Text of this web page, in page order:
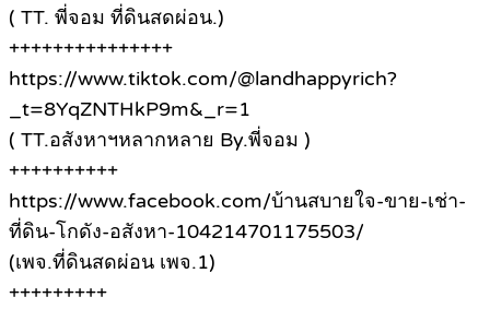
( TT. พี่จอม ที่ดินสดผ่อน.)
+++++++++++++++
https://www.tiktok.com/@landhappyrich?
_t=8YqZNTHkP9m&_r=1
( TT.อสังหาฯหลากหลาย By.พี่จอม )
++++++++++
https://www.facebook.com/บ้านสบายใจ-ขาย-เช่า-
ที่ดิน-โกดัง-อสังหา-104214701175503/
(เพจ.ที่ดินสดผ่อน เพจ.1)
+++++++++